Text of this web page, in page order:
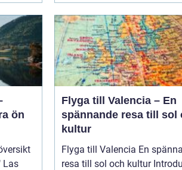
ön
Flyga till Valencia – En
spännande resa till sol
kultur
Flyga till Valencia En spännande
resa till sol och kultur Introduktion